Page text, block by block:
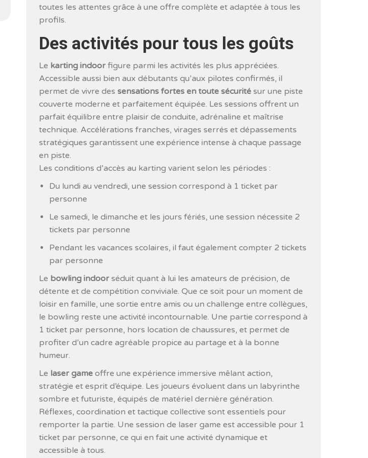
toutes les attentes grâce à une offre complète et adaptée à tous les
profils.
Des activités pour tous les goûts
Le karting indoorfigure parmi les activités les plus appréciées.
Accessible aussi bien aux débutants qu’aux pilotes confirmés, il
permet de vivre des sensations fortes en toute sécuritésur une piste
couverte moderne et parfaitement équipée. Les sessions offrent un
parfait équilibre entre plaisir de conduite, adrénaline et maîtrise
technique. Accélérations franches, virages serrés et dépassements
stratégiques garantissent une expérience intense à chaque passage
en piste.
Les conditions d’accès au karting varient selon les périodes :
Du lundi au vendredi, une session correspond à 1 ticket par
personne
Le samedi, le dimanche et les jours fériés, une session nécessite 2
tickets par personne
Pendant les vacances scolaires, il faut également compter 2 tickets
par personne
Le bowling indoorséduit quant à lui les amateurs de précision, de
détente et de compétition conviviale. Que ce soit pour un moment de
loisir en famille, une sortie entre amis ou un challenge entre collègues,
le bowling reste une activité incontournable. Une partie correspond à
1 ticket par personne, hors location de chaussures, et permet de
profiter d’un cadre agréable propice au partage et à la bonne
humeur.
Le laser gameoffre une expérience immersive mêlant action,
stratégie et esprit d’équipe. Les joueurs évoluent dans un labyrinthe
sombre et futuriste, équipés de matériel dernière génération.
Réflexes, coordination et tactique collective sont essentiels pour
remporter la partie. Une session de laser game est accessible pour 1
ticket par personne, ce qui en fait une activité dynamique et
accessible à tous.